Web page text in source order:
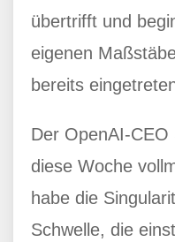
übertrifft und
eigenen
bereits
Der OpenAI-
diese Woche
habe die
Schwelle, die